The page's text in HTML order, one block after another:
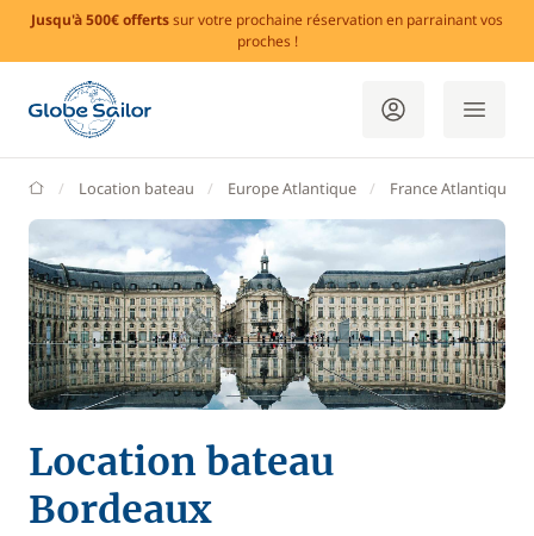
Jusqu'à 500€ offertssur votre prochaine réservation en parrainant vos
proches !
GlobeSailor
Location bateau Europe Atlantique France Atlantique
Location bateau
Bordeaux